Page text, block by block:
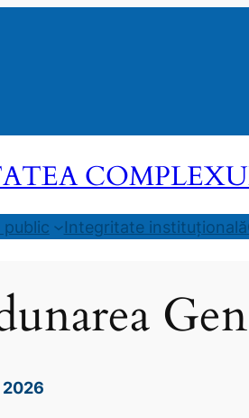
public Integritate instituțională
2026